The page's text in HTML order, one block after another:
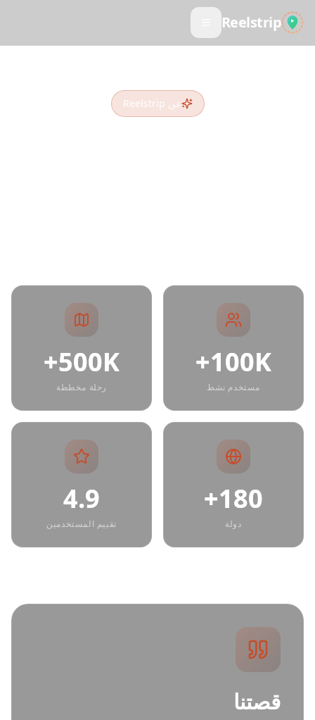
Reelstrip
عن Reelstrip
100K+
مستخدم نشط
500K+
رحلة مخططة
180+
دولة
4.9
تقييم المستخدمين
قصتنا